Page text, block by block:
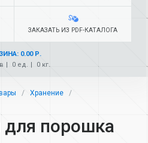
ЗАКАЗАТЬ ИЗ PDF-КАТАЛОГА
0.00 Р.
0 ед. 0 кг.
Хранение
порошка